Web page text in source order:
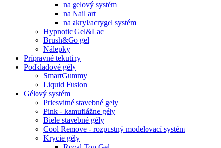
na gelový systém
na Nail art
na akryl/acrygel systém
Hypnotic Gel&Lac
Brush&Go gel
Nálepky
Prípravné tekutiny
Podkladové gély
SmartGummy
Liquid Fusion
Gélový systém
Priesvitné stavebné gely
Pink - kamuflážne gély
Biele stavebné gély
Cool Remove - rozpustný modelovací systém
Krycie gély